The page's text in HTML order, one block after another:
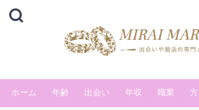
ホーム 年齢 出会い 年収 職業